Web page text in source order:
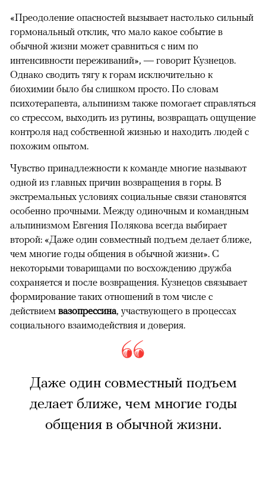
«Преодоление опасностей вызывает настолько сильный
гормональный отклик, что мало какое событие в
обычной жизни может сравниться с ним по
интенсивности переживаний», — говорит Кузнецов.
Однако сводить тягу к горам исключительно к
биохимии было бы слишком просто. По словам
психотерапевта, альпинизм также помогает справляться
со стрессом, выходить из рутины, возвращать ощущение
контроля над собственной жизнью и находить людей с
похожим опытом.
Чувство принадлежности к команде многие называют
одной из главных причин возвращения в горы. В
экстремальных условиях социальные связи становятся
особенно прочными. Между одиночным и командным
альпинизмом Евгения Полякова всегда выбирает
второй: «Даже один совместный подъем делает ближе,
чем многие годы общения в обычной жизни». С
некоторыми товарищами по восхождению дружба
сохраняется и после возвращения. Кузнецов связывает
формирование таких отношений в том числе с
действием вазопрессина, участвующего в процессах
социального взаимодействия и доверия.
Даже один совместный подъем
делает ближе, чем многие годы
общения в обычной жизни.